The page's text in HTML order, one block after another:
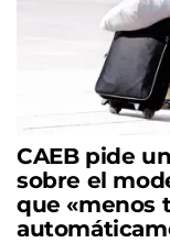
CAEB pide
sobre el
que «menos